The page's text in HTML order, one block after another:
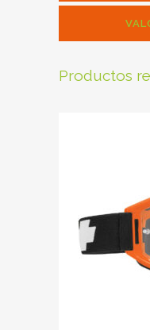
Productos